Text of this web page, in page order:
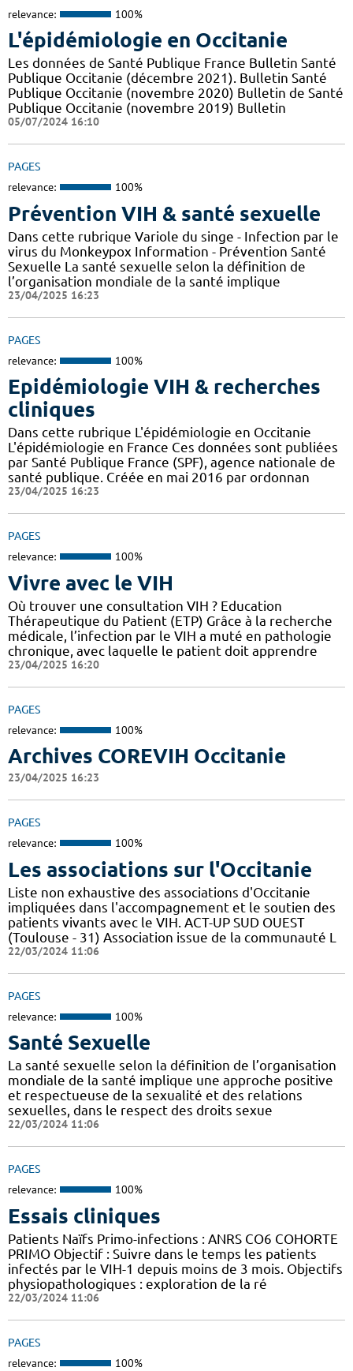
relevance: 100%
L'épidémiologie en Occitanie
Les données de Santé Publique France Bulletin Santé
Publique Occitanie (décembre 2021). Bulletin Santé
Publique Occitanie (novembre 2020) Bulletin de Santé
Publique Occitanie (novembre 2019) Bulletin
05/07/2024 16:10
PAGES
relevance: 100%
Prévention VIH & santé sexuelle
Dans cette rubrique Variole du singe - Infection par le
virus du Monkeypox Information - Prévention Santé
Sexuelle La santé sexuelle selon la définition de
l’organisation mondiale de la santé implique
23/04/2025 16:23
PAGES
relevance: 100%
Epidémiologie VIH & recherches
cliniques
Dans cette rubrique L'épidémiologie en Occitanie
L'épidémiologie en France Ces données sont publiées
par Santé Publique France (SPF), agence nationale de
santé publique. Créée en mai 2016 par ordonnan
23/04/2025 16:23
PAGES
relevance: 100%
Vivre avec le VIH
Où trouver une consultation VIH ? Education
Thérapeutique du Patient (ETP) Grâce à la recherche
médicale, l’infection par le VIH a muté en pathologie
chronique, avec laquelle le patient doit apprendre
23/04/2025 16:20
PAGES
relevance: 100%
Archives COREVIH Occitanie
23/04/2025 16:23
PAGES
relevance: 100%
Les associations sur l'Occitanie
Liste non exhaustive des associations d'Occitanie
impliquées dans l'accompagnement et le soutien des
patients vivants avec le VIH. ACT-UP SUD OUEST
(Toulouse - 31) Association issue de la communauté L
22/03/2024 11:06
PAGES
relevance: 100%
Santé Sexuelle
La santé sexuelle selon la définition de l’organisation
mondiale de la santé implique une approche positive
et respectueuse de la sexualité et des relations
sexuelles, dans le respect des droits sexue
22/03/2024 11:06
PAGES
relevance: 100%
Essais cliniques
Patients Naïfs Primo-infections : ANRS CO6 COHORTE
PRIMO Objectif : Suivre dans le temps les patients
infectés par le VIH-1 depuis moins de 3 mois. Objectifs
physiopathologiques : exploration de la ré
22/03/2024 11:06
PAGES
relevance: 100%